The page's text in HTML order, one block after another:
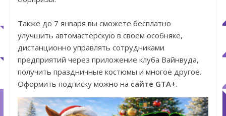
Также до 7 января вы сможете бесплатно
улучшить автомастерскую в своем особняке,
дистанционно управлять сотрудниками
предприятий через приложение клуба Вайнвуда,
получить праздничные костюмы и многое другое.
Оформить подписку можно на сайте GTA+.